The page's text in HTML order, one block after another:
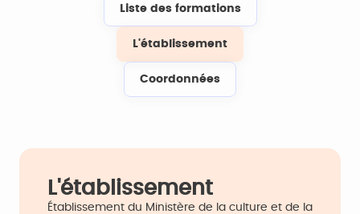
Liste des formations
L'établissement
Coordonnées
L'établissement
Établissement du Ministère de la culture et de la